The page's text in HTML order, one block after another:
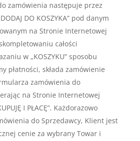
zamówienia następuje przez
DO KOSZYKA” pod danym
na Stronie Internetowej
całości
w „KOSZYKU” sposobu
płatności, składa zamówienie
zamówienia do
na Stronie Internetowej
I PŁACĘ”. Każdorazowo
do Sprzedawcy, Klient jest
cenie za wybrany Towar i